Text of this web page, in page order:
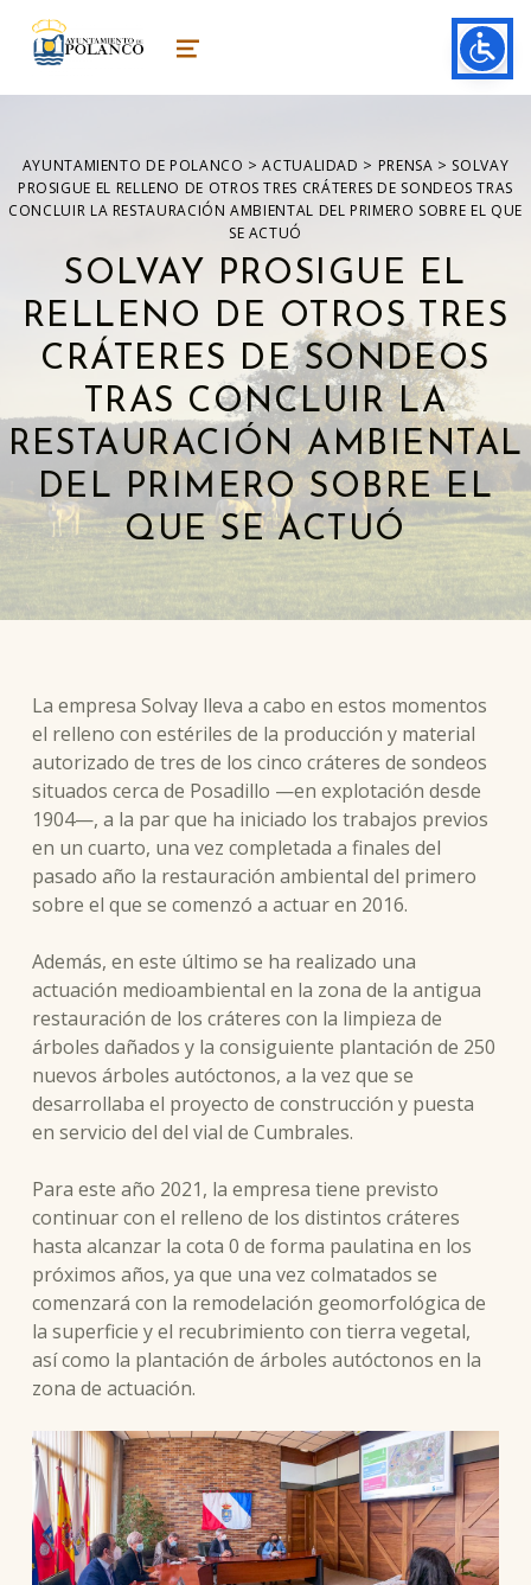
ayuntamiento de polanco
AYUNTAMIENTO DE POLANCO MENU
AYUNTAMIENTO DE POLANCO >ACTUALIDAD > PRENSA > SOLVAY
PROSIGUE EL RELLENO DE OTROS TRES CRÁTERES DE SONDEOS TRAS
CONCLUIR LA RESTAURACIÓN AMBIENTAL DEL PRIMERO SOBRE EL QUE
SE ACTUÓ
SOLVAY PROSIGUE EL
RELLENO DE OTROS TRES
CRÁTERES DE SONDEOS
TRAS CONCLUIR LA
RESTAURACIÓN AMBIENTAL
DEL PRIMERO SOBRE EL
QUE SE ACTUÓ
La empresa Solvay lleva a cabo en estos momentos
el relleno con estériles de la producción y material
autorizado de tres de los cinco cráteres de sondeos
situados cerca de Posadillo —en explotación desde
1904—, a la par que ha iniciado los trabajos previos
en un cuarto, una vez completada a finales del
pasado año la restauración ambiental del primero
sobre el que se comenzó a actuar en 2016.
Además, en este último se ha realizado una
actuación medioambiental en la zona de la antigua
restauración de los cráteres con la limpieza de
árboles dañados y la consiguiente plantación de 250
nuevos árboles autóctonos, a la vez que se
desarrollaba el proyecto de construcción y puesta
en servicio del del vial de Cumbrales.
Para este año 2021, la empresa tiene previsto
continuar con el relleno de los distintos cráteres
hasta alcanzar la cota 0 de forma paulatina en los
próximos años, ya que una vez colmatados se
comenzará con la remodelación geomorfológica de
la superficie y el recubrimiento con tierra vegetal,
así como la plantación de árboles autóctonos en la
zona de actuación.